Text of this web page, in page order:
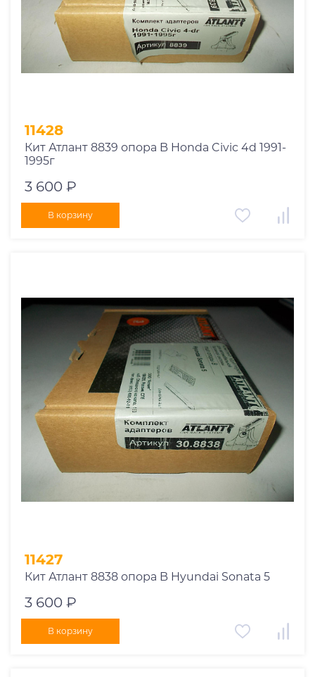
11428
Кит Атлант 8839 опора B Honda Civic 4d 1991-
1995г
3 600 ₽
В корзину
11427
Кит Атлант 8838 опора B Hyundai Sonata 5
3 600 ₽
В корзину